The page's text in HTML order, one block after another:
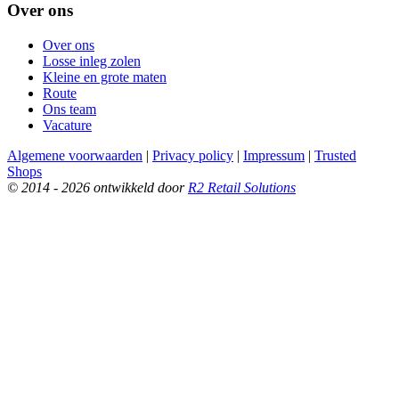
Over ons
Over ons
Losse inleg zolen
Kleine en grote maten
Route
Ons team
Vacature
Algemene voorwaarden | Privacy policy | Impressum | Trusted
Shops
© 2014 - 2026 ontwikkeld door R2 Retail Solutions